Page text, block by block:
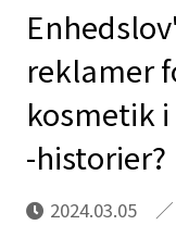
reklamer
kosmetik
-historier?
2024.03.05